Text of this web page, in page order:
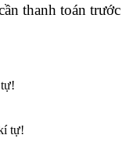
thanh toán trước
tự!